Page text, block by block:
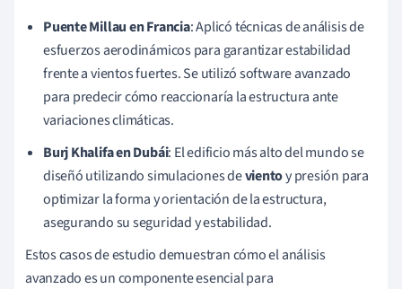
Puente Millau en Francia: Aplicó técnicas de análisis de
esfuerzos aerodinámicos para garantizar estabilidad
frente a vientos fuertes. Se utilizó software avanzado
para predecir cómo reaccionaría la estructura ante
variaciones climáticas.
Burj Khalifa en Dubái: El edificio más alto del mundo se
diseñó utilizando simulaciones devientoy presión para
optimizar la forma y orientación de la estructura,
asegurando su seguridad y estabilidad.
Estos casos de estudio demuestran cómo el análisis
avanzado es un componente esencial para